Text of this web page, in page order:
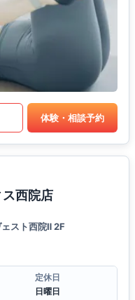
体験・相談予約
西院店
スト西院Ⅱ 2F
定休日
日曜日